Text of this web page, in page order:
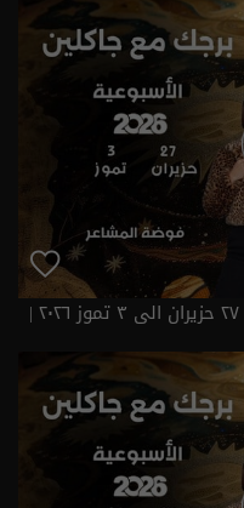
اسرار الفلك مع جاكلين عقيقي | من ٢٧ حزيران الى ٣ تموز ٢٠٢٦ |